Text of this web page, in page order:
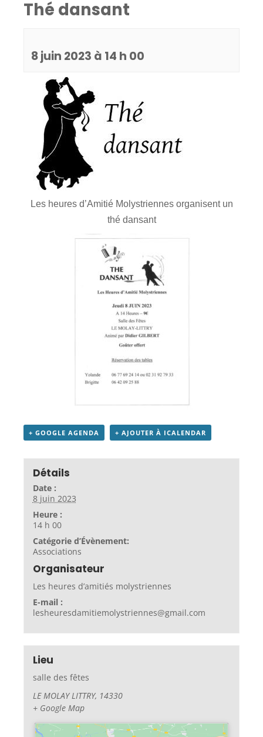
Thé dansant
8 juin 2023 à 14 h 00
Les heures d’Amitié Molystriennes organisent un
thé dansant
+ GOOGLE AGENDA + AJOUTER À ICALENDAR
Détails
Date :
8 juin 2023
Heure :
14 h 00
Catégorie d’Évènement:
Associations
Organisateur
Les heures d’amitiés molystriennes
E-mail :
lesheuresdamitiemolystriennes@gmail.com
Lieu
salle des fêtes
LE MOLAY LITTRY, 14330
+ Google Map